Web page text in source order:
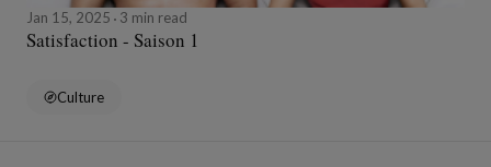
Jan 15, 2025 3 min read
Satisfaction - Saison 1
Culture